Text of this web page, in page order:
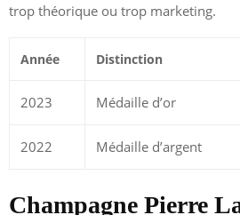
trop théorique ou trop marketing.
Année Distinction
2023 Médaille d’or
2022 Médaille d’argent
Champagne Pierre